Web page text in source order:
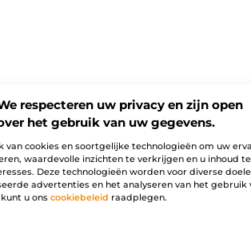
respecteren uw privacy en zijn open
het gebruik van uw gegevens.
van cookies en soortgelijke technologieën om uw
waardevolle inzichten te verkrijgen en u inhoud
Deze technologieën worden voor diverse
advertenties en het analyseren van het gebruik
u ons cookiebeleid raadplegen.